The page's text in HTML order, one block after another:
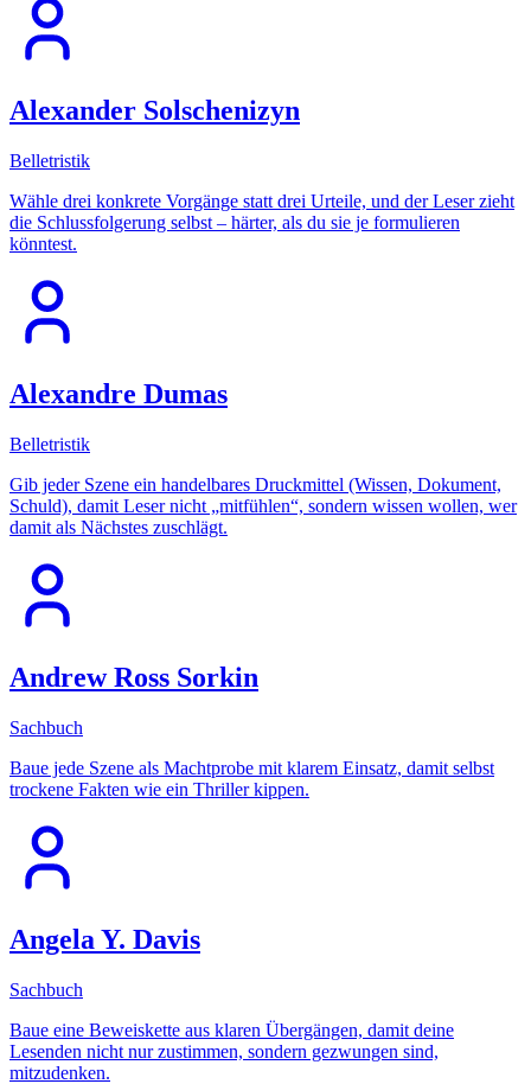
Alexander Solschenizyn
Belletristik
Wähle drei konkrete Vorgänge statt drei Urteile, und der Leser zieht
die Schlussfolgerung selbst – härter, als du sie je formulieren
könntest.
Alexandre Dumas
Belletristik
Gib jeder Szene ein handelbares Druckmittel (Wissen, Dokument,
Schuld), damit Leser nicht „mitfühlen“, sondern wissen wollen, wer
damit als Nächstes zuschlägt.
Andrew Ross Sorkin
Sachbuch
Baue jede Szene als Machtprobe mit klarem Einsatz, damit selbst
trockene Fakten wie ein Thriller kippen.
Angela Y. Davis
Sachbuch
Baue eine Beweiskette aus klaren Übergängen, damit deine
Lesenden nicht nur zustimmen, sondern gezwungen sind,
mitzudenken.